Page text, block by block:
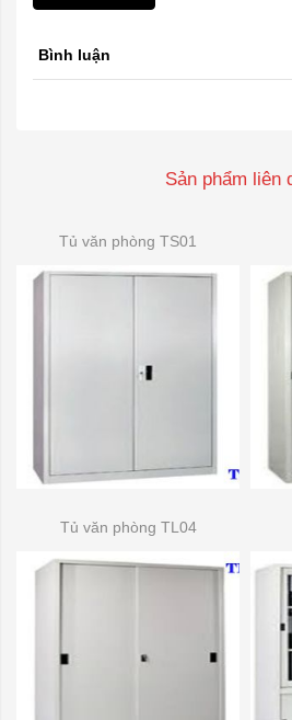
Bình luận
Sản phẩm liên
Tủ văn phòng TS01
Tủ văn phòng TL04